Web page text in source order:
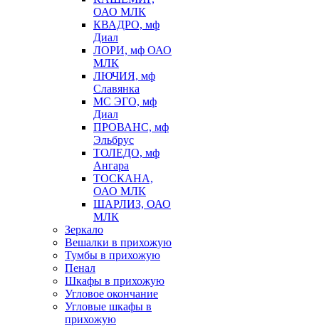
ОАО МЛК
КВАДРО, мф
Диал
ЛОРИ, мф ОАО
МЛК
ЛЮЧИЯ, мф
Славянка
МС ЭГО, мф
Диал
ПРОВАНС, мф
Эльбрус
ТОЛЕДО, мф
Ангара
ТОСКАНА,
ОАО МЛК
ШАРЛИЗ, ОАО
МЛК
Зеркало
Вешалки в прихожую
Тумбы в прихожую
Пенал
Шкафы в прихожую
Угловое окончание
Угловые шкафы в
прихожую